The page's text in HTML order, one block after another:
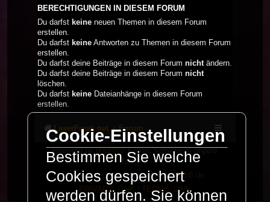
BERECHTIGUNGEN IN DIESEM FORUM
Du darfst keine neuen Themen in diesem Forum
erstellen.
Du darfst keine Antworten zu Themen in diesem Forum
erstellen.
Du darfst deine Beiträge in diesem Forum nichtändern.
Du darfst deine Beiträge in diesem Forum nicht
löschen.
Du darfst keine Dateianhänge in diesem Forum
erstellen.
LaserFreak.net Forum
Powered byphpBB® Forum Software © phpBB
Limited
Deutsche Übersetzung durchphpBB.de
PRIVACY_LINK
TERMS_LINK
Cookie-Einstellungen
Bestimmen Sie welche
Cookies gespeichert
werden dürfen. Sie können